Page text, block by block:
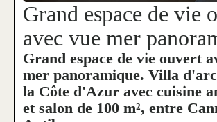
Grand espace de vie
avec vue mer
Grand espace de vie ouvert
mer panoramique. Villa
la Côte d'Azur avec cuisine
et salon de 100 m², entre